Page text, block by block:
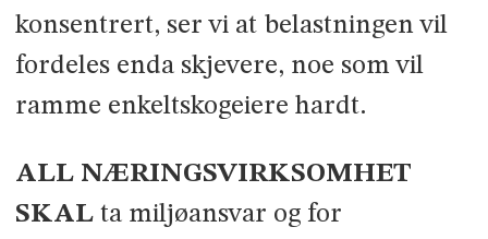
konsentrert, ser vi at belastningen vil
fordeles enda skjevere, noe som vil
ramme enkelt­skogeiere hardt.
ALL NÆRINGSVIRKSOMHET
SKALta miljøansvar og for